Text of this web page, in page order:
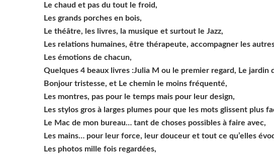
Le chaud et pas du tout le froid,
Les grands porches en bois,
Le théâtre, les livres, la musique et surtout le Jazz,
Les relations humaines, être thérapeute, accompagner les
Les émotions de chacun,
Quelques 4 beaux livres :Julia M ou le premier regard, Le jardin
Bonjour tristesse, et Le chemin le moins fréquenté,
Les montres, pas pour le temps mais pour leur design,
Les stylos gros à larges plumes pour que les mots glissent plus
Le Mac de mon bureau… tant de choses possibles à faire avec,
Les mains… pour leur force, leur douceur et tout ce qu’elles
Les photos mille fois regardées,